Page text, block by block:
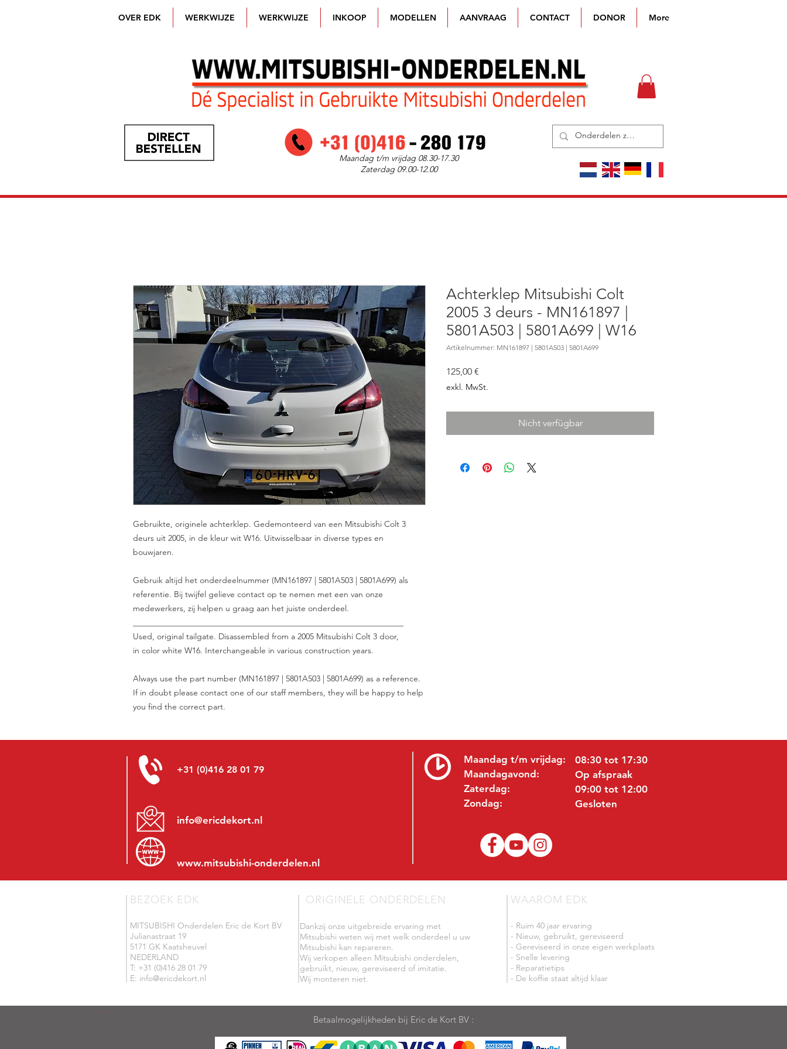
OVER EDK WERKWIJZE WERKWIJZE INKOOP MODELLEN AANVRAAG CONTACT DONOR More
Maandag t/m vrijdag 08.30-17.30
Zaterdag 09.00-12.00
Gebruikte, originele achterklep. Gedemonteerd van een Mitsubishi Colt 3
deurs uit 2005, in de kleur wit W16. Uitwisselbaar in diverse types en
bouwjaren.
Gebruik altijd het onderdeelnummer (MN161897 | 5801A503 | 5801A699) als
referentie. Bij twijfel gelieve contact op te nemen met een van onze
medewerkers, zij helpen u graag aan het juiste onderdeel.
Used, original tailgate. Disassembled from a 2005 Mitsubishi Colt 3 door,
in color white W16. Interchangeable in various construction years.
Always use the part number (MN161897 | 5801A503 | 5801A699) as a reference.
If in doubt please contact one of our staff members, they will be happy to help
you find the correct part.
Achterklep Mitsubishi Colt
2005 3 deurs - MN161897 |
5801A503 | 5801A699 | W16
Artikelnummer: MN161897 | 5801A503 | 5801A699
125,00 €
exkl. MwSt.
Nicht verfügbar
+31 (0)416 28 01 79
info@ericdekort.nl
www.mitsubishi-onderdelen.nl
Maandag t/m vrijdag:
Maandagavond:
Zaterdag:
Zondag:
08:30 tot 17:30
Op afspraak
09:00 tot 12:00
Gesloten
BEZOEK EDK
MITSUBISHI Onderdelen Eric de Kort BV
Julianastraat 19
5171 GK Kaatsheuvel
NEDERLAND
T: +31 (0)416 28 01 79
E: info@ericdekort.nl
ORIGINELE ONDERDELEN
Dankzij onze uitgebreide ervaring met
Mitsubishi weten wij met welk onderdeel u uw
Mitsubishi kan repareren.
Wij verkopen alleen Mitsubishi onderdelen,
gebruikt, nieuw, gereviseerd of imitatie.
Wij monteren niet.
WAAROM EDK
- Ruim 40 jaar ervaring
- Nieuw, gebruikt, gereviseerd
- Gereviseerd in onze eigen werkplaats
- Snelle levering
- Reparatietips
- De koffie staat altijd klaar
Betaalmogelijkheden bij Eric de Kort BV :